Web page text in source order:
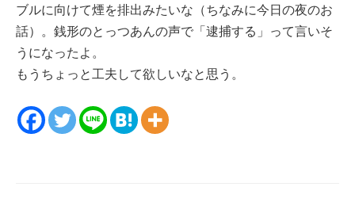
ブルに向けて煙を排出みたいな（ちなみに今日の夜のお
話）。銭形のとっつあんの声で「逮捕する」って言いそ
うになったよ。
もうちょっと工夫して欲しいなと思う。